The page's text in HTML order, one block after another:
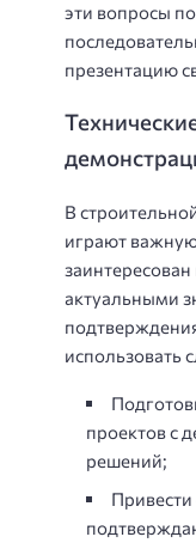
эти вопросы
презентацию
В
играют
актуальными
использовать
проектов с
решений;